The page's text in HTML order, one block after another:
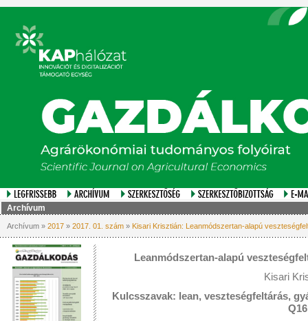
Archívum
Archívum » 2017 » 2017. 01. szám » Kisari Krisztián: Leanmódszertan-alapú
Leanmódszertan-alapú
Kisari
Kulcsszavak: lean, veszteségfeltárás,
Q16